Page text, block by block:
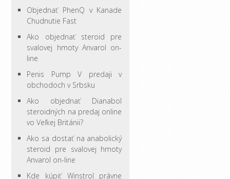
Objednať PhenQ v Kanade
Chudnutie Fast
Ako objednať steroid pre
svalovej hmoty Anvarol on-
line
Penis Pump V predaji v
obchodoch v Srbsku
Ako objednať Dianabol
steroidných na predaj online
vo Veľkej Británii?
Ako sa dostať na anabolický
steroid pre svalovej hmoty
Anvarol on-line
Kde kúpiť Winstrol právne